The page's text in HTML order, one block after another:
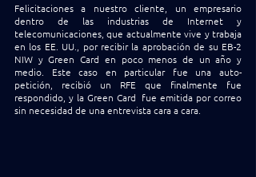
Felicitaciones a nuestro cliente, un empresario
dentro de las industrias de Internet y
telecomunicaciones, que actualmente vive y trabaja
en los EE. UU., por recibir la aprobación de su EB-2
NIW y Green Card en poco menos de un año y
medio. Este caso en particular fue una auto-
petición, recibió un RFE que finalmente fue
respondido, y la Green Card  fue emitida por correo
sin necesidad de una entrevista cara a cara.